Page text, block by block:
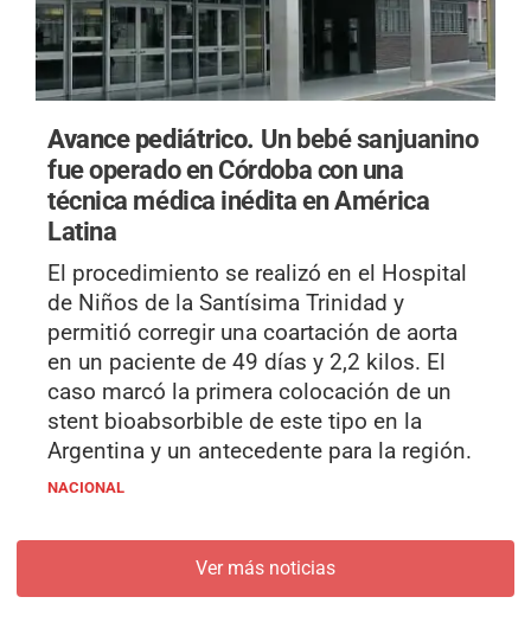
Avance pediátrico. Un bebé sanjuanino
fue operado en Córdoba con una
técnica médica inédita en América
Latina
El procedimiento se realizó en el Hospital
de Niños de la Santísima Trinidad y
permitió corregir una coartación de aorta
en un paciente de 49 días y 2,2 kilos. El
caso marcó la primera colocación de un
stent bioabsorbible de este tipo en la
Argentina y un antecedente para la región.
NACIONAL
Ver más noticias